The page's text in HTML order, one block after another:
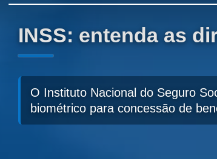
INSS: entenda as
O Instituto Nacional do Seguro
biométrico para concessão de